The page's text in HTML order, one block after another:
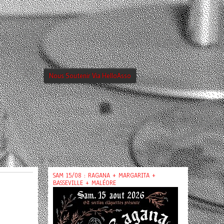
Nous Soutenir Via HelloAsso
SAM 15/08 : RAGANA + MARGARITA +
BASSEVILLE + MALÉORE